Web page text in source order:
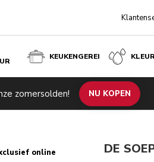
KEUKENGEREI
zomersolden! NU KOPEN €
online DE